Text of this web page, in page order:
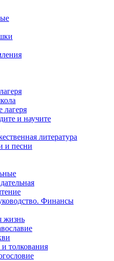
лагеря
и научите
литература
и песни
Финансы
жизнь
толкования